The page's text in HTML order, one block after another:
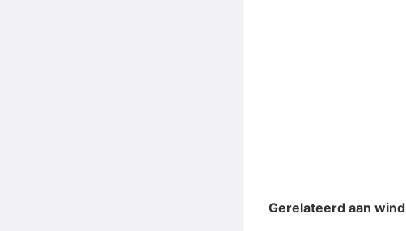
Gerelateerd aan wind